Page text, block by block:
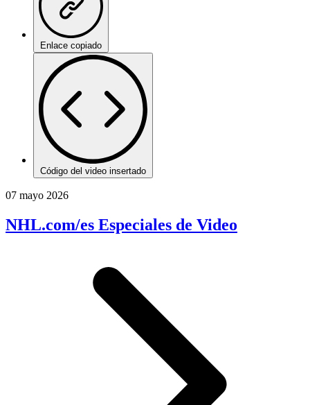
Enlace copiado
Código del video insertado
07 mayo 2026
NHL.com/es Especiales de Video